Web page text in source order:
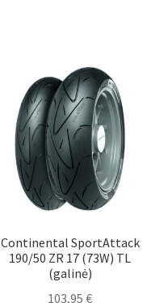
Continental SportAttack
190/50 ZR 17 (73W) TL
(galinė)
103,95€